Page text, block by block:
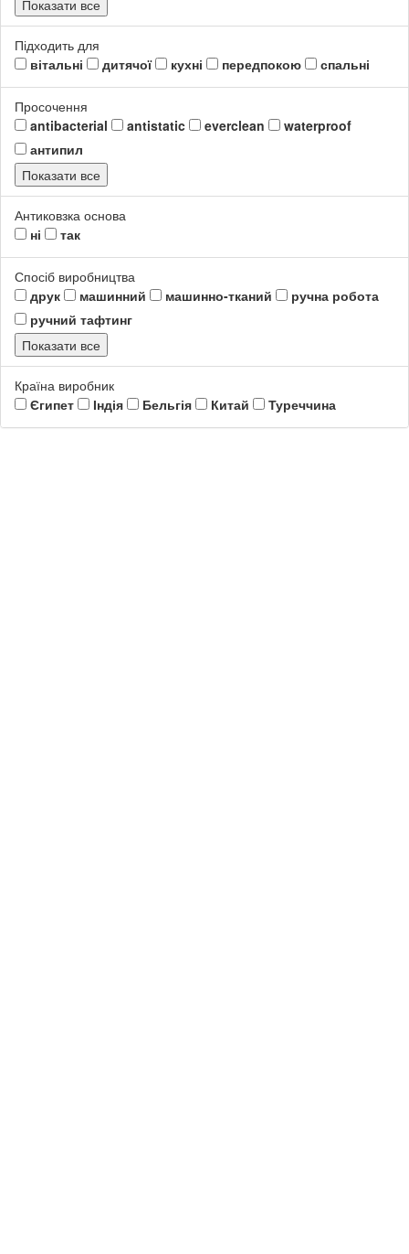
Показати все
Підходить для
вітальні
дитячої кухні передпокою спальні
Просочення
antibacterial
antistatic everclean
waterproof
антипил
Показати все
Антиковзка основа
ні
так
Спосіб виробництва
друк
машинний машинно-тканий
ручна робота
ручний тафтинг
Показати все
Країна виробник
Єгипет
Індія Бельгія Китай Туреччина